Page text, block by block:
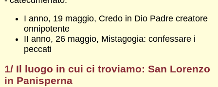
I anno, 19 maggio, Credo in Dio Padre creatore
onnipotente
II anno, 26 maggio, Mistagogia: confessare i
peccati
1/ Il luogo in cui ci troviamo: San Lorenzo
in Panisperna